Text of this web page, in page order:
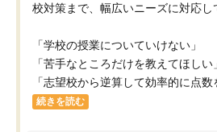
校対策まで、幅広いニーズに対応し
「学校の授業についていけない」​
「苦手なところだけを教えてほしい」​
「志望校から逆算して効率的に点数
続きを読む